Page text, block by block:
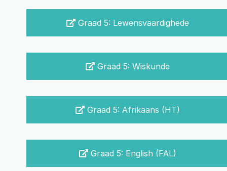
Graad 5: Lewensvaardighede
Graad 5: Wiskunde
Graad 5: Afrikaans (HT)
Graad 5: English (FAL)